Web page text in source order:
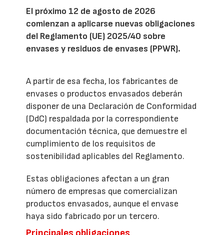
El próximo 12 de agosto de 2026
comienzan a aplicarse nuevas obligaciones
del Reglamento (UE) 2025/40 sobre
envases y residuos de envases (PPWR).
A partir de esa fecha, los fabricantes de
envases o productos envasados deberán
disponer de una Declaración de Conformidad
(DdC) respaldada por la correspondiente
documentación técnica, que demuestre el
cumplimiento de los requisitos de
sostenibilidad aplicables del Reglamento.
Estas obligaciones afectan a un gran
número de empresas que comercializan
productos envasados, aunque el envase
haya sido fabricado por un tercero.